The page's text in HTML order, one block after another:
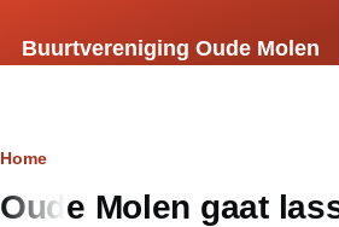
Buurtvereniging Oude Molen
Breadcrumb
Home
Oude Molen gaat